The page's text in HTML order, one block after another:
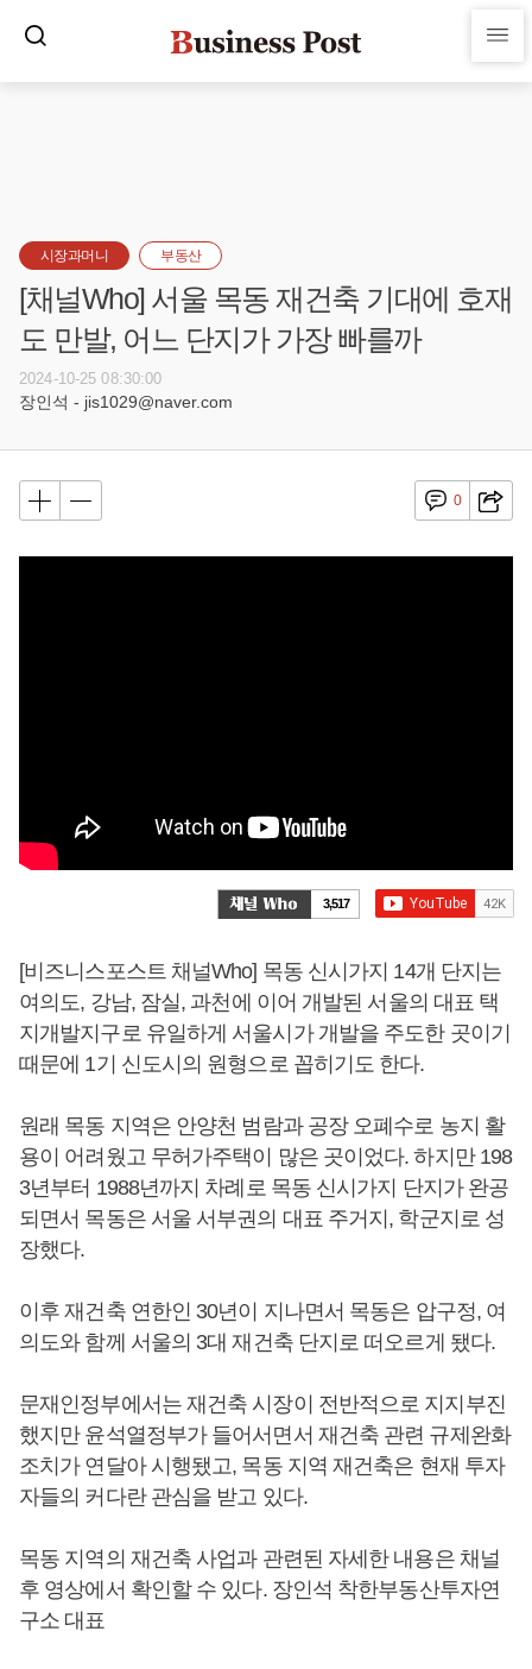
시장과머니 부동산
[채널Who] 서울 목동 재건축 기대에 호재
도 만발, 어느 단지가 가장 빠를까
2024-10-25 08:30:00
장인석 - jis1029@naver.com
0
3,517
[비즈니스포스트 채널Who] 목동 신시가지 14개 단지는
여의도, 강남, 잠실, 과천에 이어 개발된 서울의 대표 택
지개발지구로 유일하게 서울시가 개발을 주도한 곳이기
때문에 1기 신도시의 원형으로 꼽히기도 한다.
원래 목동 지역은 안양천 범람과 공장 오폐수로 농지 활
용이 어려웠고 무허가주택이 많은 곳이었다. 하지만 198
3년부터 1988년까지 차례로 목동 신시가지 단지가 완공
되면서 목동은 서울 서부권의 대표 주거지, 학군지로 성
장했다.
이후 재건축 연한인 30년이 지나면서 목동은 압구정, 여
의도와 함께 서울의 3대 재건축 단지로 떠오르게 됐다.
문재인정부에서는 재건축 시장이 전반적으로 지지부진
했지만 윤석열정부가 들어서면서 재건축 관련 규제완화
조치가 연달아 시행됐고, 목동 지역 재건축은 현재 투자
자들의 커다란 관심을 받고 있다.
목동 지역의 재건축 사업과 관련된 자세한 내용은 채널
후 영상에서 확인할 수 있다. 장인석 착한부동산투자연
구소 대표